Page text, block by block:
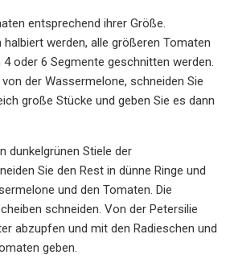
entsprechend ihrer Größe.
werden, alle größeren Tomaten
oder 6 Segmente geschnitten werden.
der Wassermelone, schneiden Sie
große Stücke und geben Sie es dann
dunkelgrünen Stiele der
Sie den Rest in dünne Ringe und
und den Tomaten. Die
schneiden. Von der Petersilie
abzupfen und mit den Radieschen und
geben.